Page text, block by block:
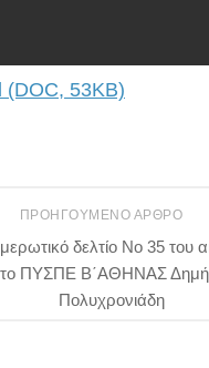
(DOC, 53KB)
ΠΡΟΗΓΟΎΜΕΝΟ ΆΡΘΡΟ
δελτίο Νο 35 του
ΠΥΣΠΕ Β΄ΑΘΗΝΑΣ
Πολυχρονιάδη